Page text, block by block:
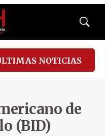
Mostrar
NOTICIAS
de
(BID)